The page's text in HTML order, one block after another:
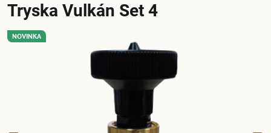
NOVINKA
Tryska Vulkán Set 4